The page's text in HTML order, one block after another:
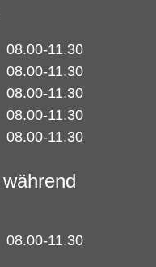
08.00-11.30
08.00-11.30
08.00-11.30
08.00-11.30
08.00-11.30
08.00-11.30